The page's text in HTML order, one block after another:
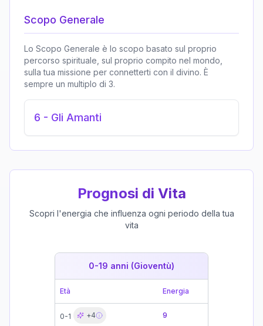
Scopo Generale
Lo Scopo Generale è lo scopo basato sul proprio
percorso spirituale, sul proprio compito nel mondo,
sulla tua missione per connetterti con il divino. È
sempre un multiplo di 3.
6 - Gli Amanti
Prognosi di Vita
Scopri l'energia che influenza ogni periodo della tua
vita
0-19 anni (Gioventù)
Età Energia
0-1 +4 9